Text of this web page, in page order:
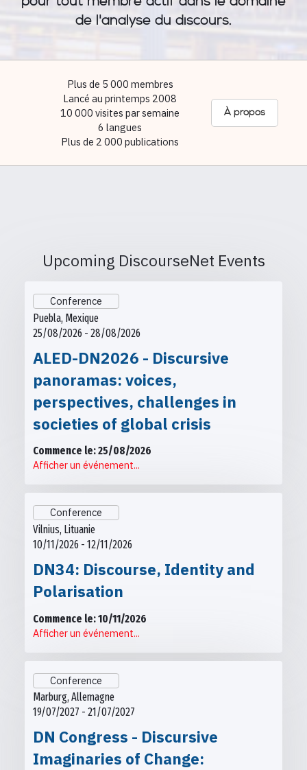
de l'analyse du discours.
Plus de 5 000 membres
Lancé au printemps 2008
10 000 visites par semaine
6 langues
Plus de 2 000 publications
À propos
Upcoming DiscourseNet Events
Conference
Puebla, Mexique
25/08/2026 - 28/08/2026
ALED-DN2026 - Discursive
panoramas: voices,
perspectives, challenges in
societies of global crisis
Commence le: 25/08/2026
Afficher un événement...
Conference
Vilnius, Lituanie
10/11/2026 - 12/11/2026
DN34: Discourse, Identity and
Polarisation
Commence le: 10/11/2026
Afficher un événement...
Conference
Marburg, Allemagne
19/07/2027 - 21/07/2027
DN Congress - Discursive
Imaginaries of Change: